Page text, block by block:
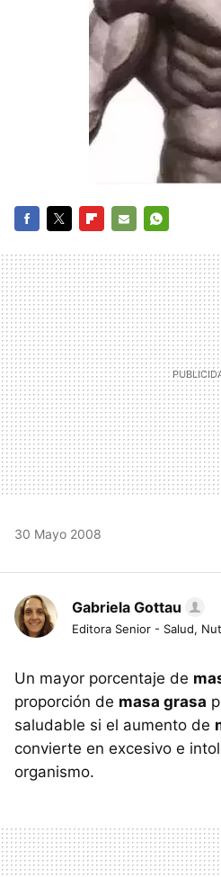
MAIL
30 Mayo 2008
Gabriela Gottau
Editora Senior - Salud,
Un mayor porcentaje de
proporción de masa grasa
saludable si el aumento de
convierte en excesivo e
organismo.